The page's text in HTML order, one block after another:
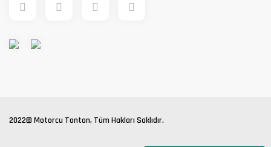
2022© Motorcu Tonton, Tüm Hakları Saklıdır.